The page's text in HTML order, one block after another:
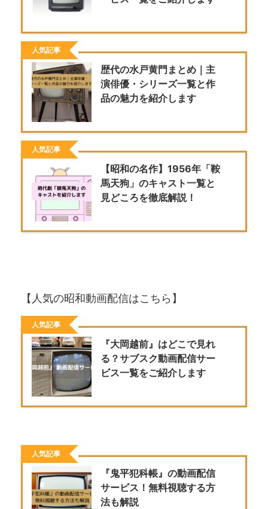
人気記事
歴代の水戸黄門まとめ｜主
演俳優・シリーズ一覧と作
品の魅力を紹介します
人気記事
【昭和の名作】1956年「鞍
馬天狗」のキャスト一覧と
見どころを徹底解説！
【人気の昭和動画配信はこちら】
人気記事
『大岡越前』はどこで見れ
る？サブスク動画配信サー
ビス一覧をご紹介します
人気記事
『鬼平犯科帳』の動画配信
サービス！無料視聴する方
法も解説